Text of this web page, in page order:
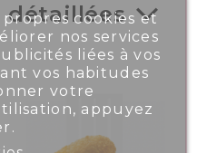
détaillées
propres cookies et
nos services
liées à vos
vos habitudes
votre
appuyez